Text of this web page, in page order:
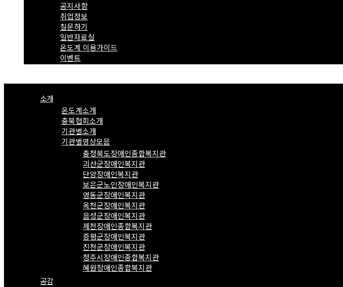
공지사항
취업정보
질문하기
일반자료실
온도계 이용가이드
이벤트
소개
온도계소개
충북협회소개
기관별소개
기관별영상모음
충청북도장애인종합복지관
괴산군장애인복지관
단양장애인복지관
보은군노인장애인복지관
영동군장애인복지관
옥천군장애인복지관
음성군장애인복지관
제천장애인종합복지관
증평군장애인복지관
진천군장애인복지관
청주시장애인종합복지관
혜원장애인종합복지관
공감